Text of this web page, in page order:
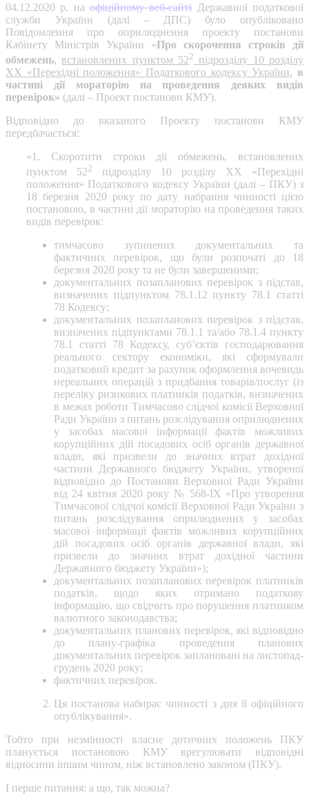
04.12.2020 р. на офіційному веб-сайті Державної податкової
служби України (далі – ДПС) було опубліковано
Повідомлення про оприлюднення проекту постанови
Кабінету Міністрів України «Про скорочення строків дії
обмежень, встановлених пунктом 522 підрозділу 10 розділу
ХХ «Перехідні положення» Податкового кодексу України, в
частині дії мораторію на проведення деяких видів
перевірок» (далі – Проект постанови КМУ).
Відповідно до вказаного Проекту постанови КМУ
передбачається:
«1. Скоротити строки дії обмежень, встановлених
пунктом 522
підрозділу 10 розділу ХХ «Перехідні
положення» Податкового кодексу України (далі – ПКУ) з
18 березня 2020 року по дату набрання чинності цією
постановою, в частині дії мораторію на проведення таких
видів перевірок:
тимчасово зупинених документальних та
фактичних перевірок, що були розпочаті до 18
березня 2020 року та не були завершеними;
документальних позапланових перевірок з підстав,
визначених підпунктом 78.1.12 пункту 78.1 статті
78 Кодексу;
документальних позапланових перевірок з підстав,
визначених підпунктами 78.1.1 та/або 78.1.4 пункту
78.1 статті 78 Кодексу, суб’єктів господарювання
реального сектору економіки, які сформували
податковий кредит за рахунок оформлення вочевидь
нереальних операцій з придбання товарів/послуг (із
переліку ризикових платників податків, визначених
в межах роботи Тимчасово слідчої комісії Верховної
Ради України з питань розслідування оприлюднених
у засобах масової інформації фактів можливих
корупційних дій посадових осіб органів державної
влади, які призвели до значних втрат дохідної
частини Державного бюджету України, утвореної
відповідно до Постанови Верховної Ради України
від 24 квітня 2020 року № 568-ІХ «Про утворення
Тимчасової слідчої комісії Верховної Ради України з
питань розслідування оприлюднених у засобах
масової інформації фактів можливих корупційних
дій посадових осіб органів державної влади, які
призвели до значних втрат дохідної частини
Державного бюджету України»);
документальних позапланових перевірок платників
податків, щодо яких отримано податкову
інформацію, що свідчить про порушення платником
валютного законодавства;
документальних планових перевірок, які відповідно
до плану-графіка проведення планових
документальних перевірок заплановані на листопад-
грудень 2020 року;
фактичних перевірок.
Ця постанова набирає чинності з дня її офіційного
опублікування».
Тобто при незмінності власне дотичних положень ПКУ
планується постановою КМУ врегулювати відповідні
відносини іншим чином, ніж встановлено законом (ПКУ).
І перше питання: а що, так можна?